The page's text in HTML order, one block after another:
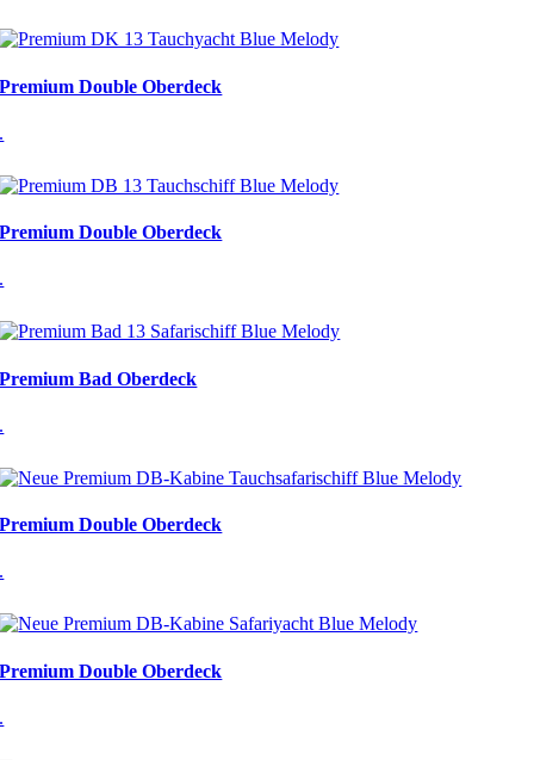
Premium Double Oberdeck
.
Premium Double Oberdeck
.
Premium Bad Oberdeck
.
Premium Double Oberdeck
.
Premium Double Oberdeck
.